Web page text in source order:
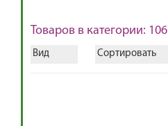
Товаров в категории: 106
Вид Сортировать